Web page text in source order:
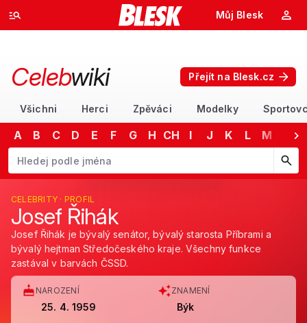
Můj Blesk
Celebwiki Přejít na Blesk.cz
Všichni Herci Zpěváci Modelky
A B C D E F G H CH I J K L M
Začněte psát jméno. Šipkami dolů a nahoru procházejte návrhy,
CELEBRITY · PROFIL
Josef Řihák
Josef Řihák je bývalý senátor, bývalý starosta Příbrami a
bývalý hejtman Středočeského kraje. Všechny funkce
zastával v barvách ČSSD.
NAROZENÍ
25. 4. 1959
ZNAMENÍ
Býk